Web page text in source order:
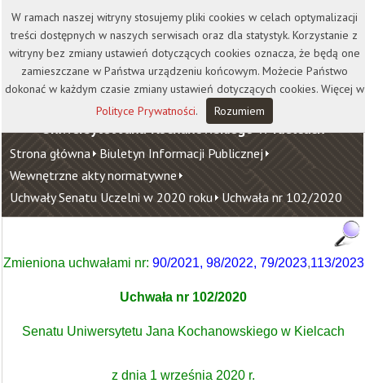
Kontakt Biblioteka
Wydawnictwo
Wirtualna Uczelnia
Uniwersytet Jana Kochanowskiego w Kielcach
Strona główna Biuletyn Informacji Publicznej
Wewnętrzne akty normatywne
Uchwały Senatu Uczelni w 2020 roku Uchwała nr 102/2020
Zmieniona uchwałami nr: 90/2021, 98/2022, 79/2023,113/2023
Uchwała nr 102/2020
Senatu Uniwersytetu Jana Kochanowskiego w Kielcach
z dnia 1 września 2020 r.
W ramach naszej witryny stosujemy pliki cookies w celach optymalizacji
treści dostępnych w naszych serwisach oraz dla statystyk. Korzystanie z
witryny bez zmiany ustawień dotyczących cookies oznacza, że będą one
zamieszczane w Państwa urządzeniu końcowym. Możecie Państwo
dokonać w każdym czasie zmiany ustawień dotyczących cookies. Więcej w
Polityce Prywatności. Rozumiem